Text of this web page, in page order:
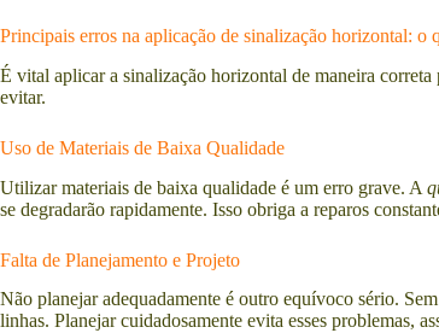
Principais erros na aplicação de sinalização horizontal: o
É vital aplicar a sinalização horizontal de maneira
evitar.
Uso de Materiais de Baixa Qualidade
Utilizar materiais de baixa qualidade é um erro grave. A
se degradarão rapidamente. Isso obriga a reparos
Falta de Planejamento e Projeto
Não planejar adequadamente é outro equívoco sério.
linhas. Planejar cuidadosamente evita esses problemas,